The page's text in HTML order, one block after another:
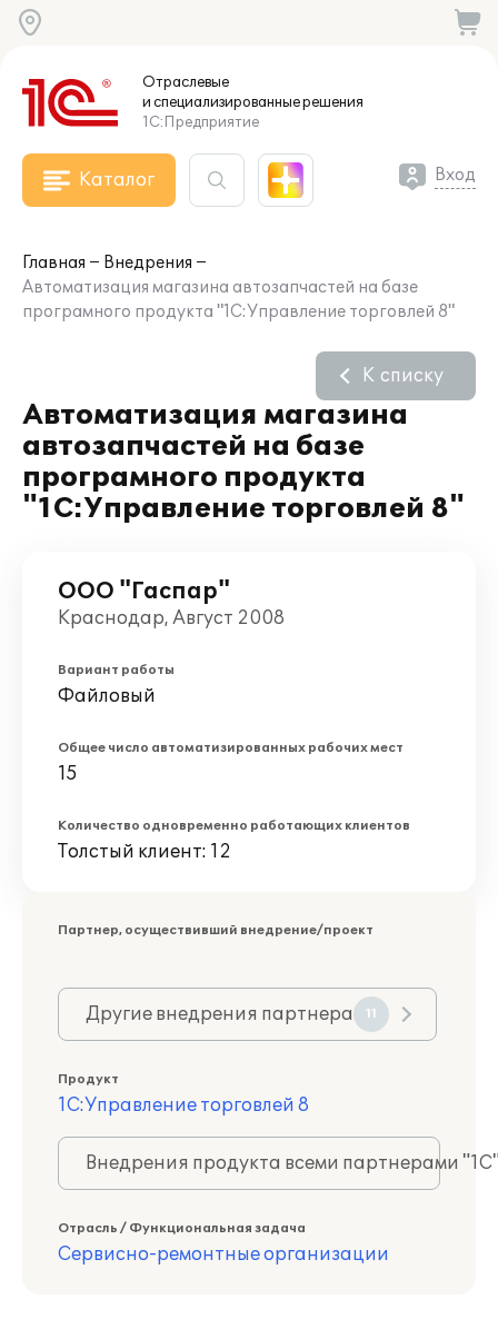
Отраслевые
и специализированныерешения
1С:Предприятие
Каталог Вход
Главная
Внедрения
Автоматизация магазина автозапчастей на базе
програмного продукта "1С:Управление торговлей 8"
Автоматизация магазина
автозапчастей на базе
програмного продукта
"1С:Управление торговлей 8"
К списку
ООО "Гаспар"
Краснодар, Август 2008
Вариант работы
Файловый
Общее число автоматизированных рабочих мест
15
Количество одновременно работающих клиентов
Толстый клиент: 12
Партнер, осуществивший внедрение/проект
Другие внедрения партнера 11
Продукт
1С:Управление торговлей 8
Внедрения продукта всеми партнерами
Отрасль / Функциональная задача
Сервисно-ремонтные организации